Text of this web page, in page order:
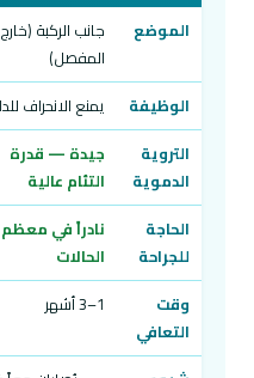
الموضع
جانب الركبة (خارج
المفصل)
الوظيفة يمنع الانحراف
التروية
الدموية
جيدة — قدرة
التئام عالية
الحاجة
للجراحة
نادراً في معظم
الحالات
وقت
التعافي
1–3 أشهر